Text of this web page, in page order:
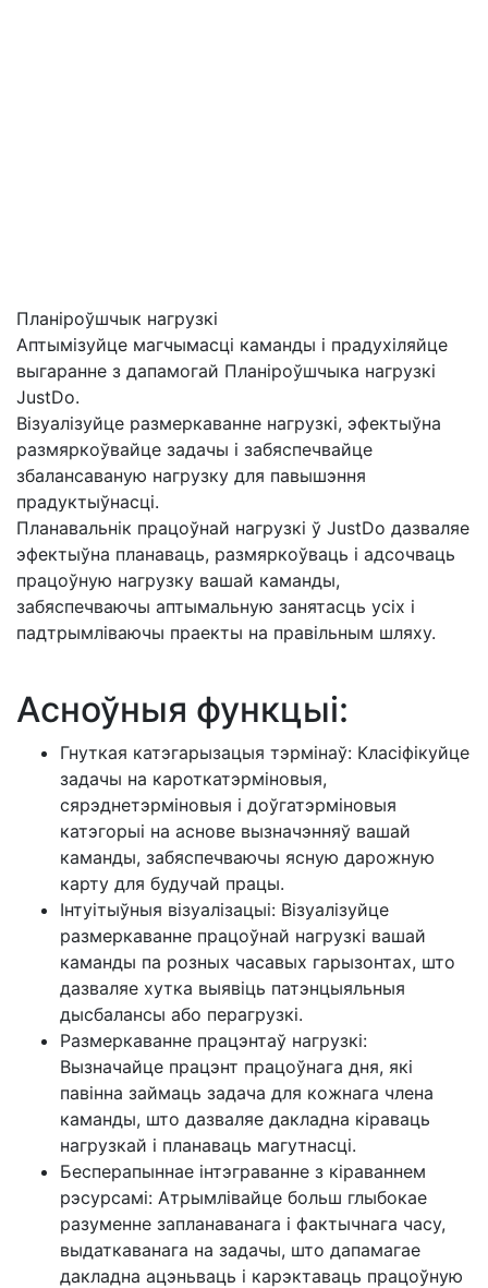
Планіроўшчык нагрузкі
Аптымізуйце магчымасці каманды і прадухіляйце
выгаранне з дапамогай Планіроўшчыка нагрузкі
JustDo.
Візуалізуйце размеркаванне нагрузкі, эфектыўна
размяркоўвайце задачы і забяспечвайце
збалансаваную нагрузку для павышэння
прадуктыўнасці.
Планавальнік працоўнай нагрузкі ў JustDo дазваляе
эфектыўна планаваць, размяркоўваць і адсочваць
працоўную нагрузку вашай каманды,
забяспечваючы аптымальную занятасць усіх і
падтрымліваючы праекты на правільным шляху.
Асноўныя функцыі:
Гнуткая катэгарызацыя тэрмінаў: Класіфікуйце
задачы на кароткатэрміновыя,
сярэднетэрміновыя і доўгатэрміновыя
катэгорыі на аснове вызначэнняў вашай
каманды, забяспечваючы ясную дарожную
карту для будучай працы.
Інтуітыўныя візуалізацыі: Візуалізуйце
размеркаванне працоўнай нагрузкі вашай
каманды па розных часавых гарызонтах, што
дазваляе хутка выявіць патэнцыяльныя
дысбалансы або перагрузкі.
Размеркаванне працэнтаў нагрузкі:
Вызначайце працэнт працоўнага дня, які
павінна займаць задача для кожнага члена
каманды, што дазваляе дакладна кіраваць
нагрузкай і планаваць магутнасці.
Бесперапыннае інтэграванне з кіраваннем
рэсурсамі: Атрымлівайце больш глыбокае
разуменне запланаванага і фактычнага часу,
выдаткаванага на задачы, што дапамагае
дакладна ацэньваць і карэктаваць працоўную